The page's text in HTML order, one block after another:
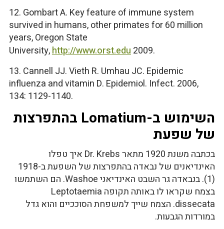
12. Gombart A. Key feature of immune system
survived in humans, other primates for 60 million
years, Oregon State
University,http://www.orst.edu2009.
13. Cannell JJ. Vieth R. Umhau JC. Epidemic
influenza and vitamin D. Epidemiol. Infect. 2006,
134: 1129-1140.
השימוש ב-Lomatium בהתפרצות
של שפעת
בכתבה משנת 1920 מתאר Dr. Krebs איך טפלו
האינדיאנים של נבאדה בהתפרצות של השפעת ב-1918
(1). בנבאדה גר השבט האינדיאני Washoe. הם השתמשו
בצמח שקראו לו באותה תקופה Leptotaemia
dissecata. הצמח שייך למשפחת הסוככיים והוא גדל
במורדות הגבעות.